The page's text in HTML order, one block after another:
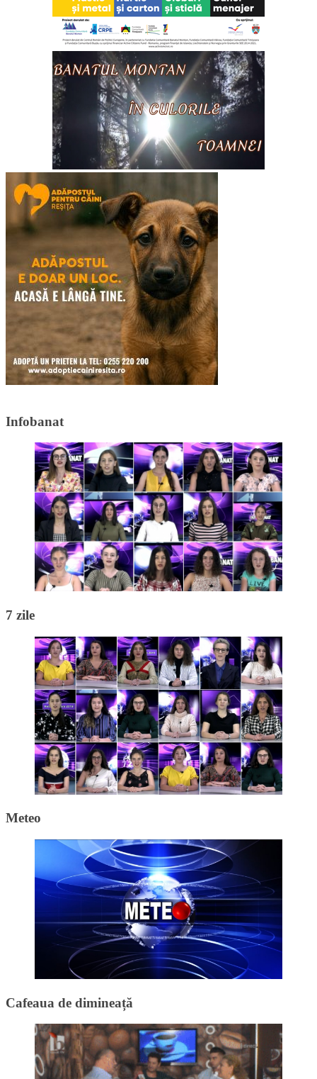
Infobanat
7 zile
Meteo
Cafeaua de dimineață